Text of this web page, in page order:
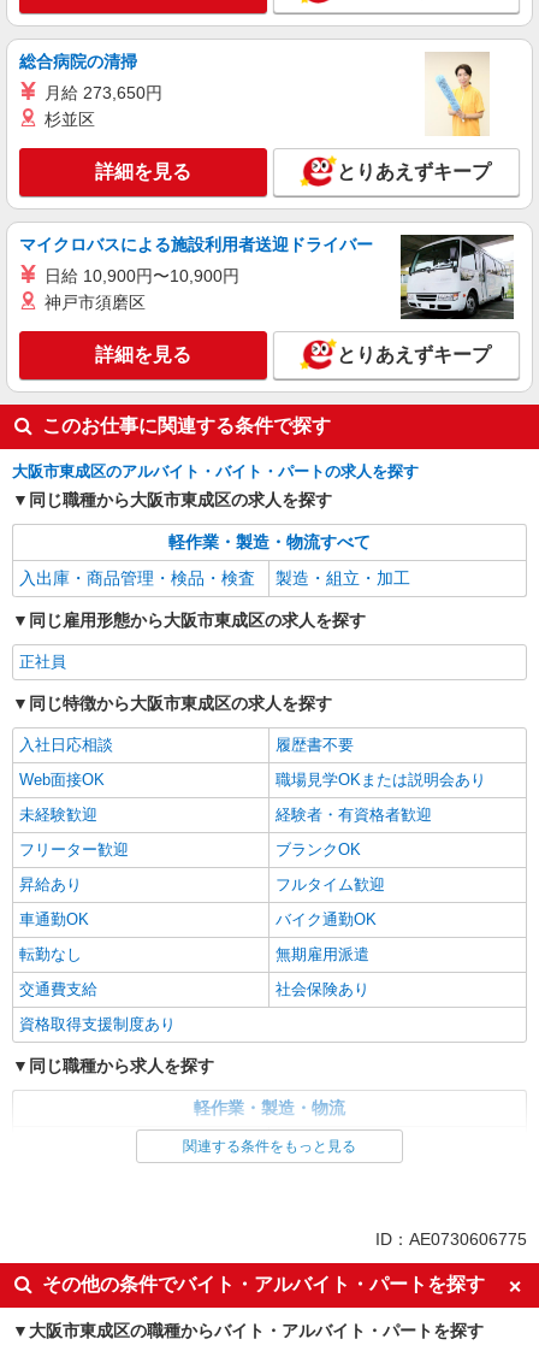
総合病院の清掃
月給 273,650円
杉並区
詳細を見る とりあえずキープ
マイクロバスによる施設利用者送迎ドライバー
日給 10,900円〜10,900円
神戸市須磨区
詳細を見る とりあえずキープ
このお仕事に関連する条件で探す
大阪市東成区のアルバイト・バイト・パートの求人を探す
同じ職種から大阪市東成区の求人を探す
軽作業・製造・物流すべて
入出庫・商品管理・検品・検査
製造・組立・加工
同じ雇用形態から大阪市東成区の求人を探す
正社員
同じ特徴から大阪市東成区の求人を探す
入社日応相談
履歴書不要
Web面接OK
職場見学OKまたは説明会あり
未経験歓迎
経験者・有資格者歓迎
フリーター歓迎
ブランクOK
昇給あり
フルタイム歓迎
車通勤OK
バイク通勤OK
転勤なし
無期雇用派遣
交通費支給
社会保険あり
資格取得支援制度あり
同じ職種から求人を探す
軽作業・製造・物流
入出庫・商品管理・検品・検査
製造・組立・加工
交通費支給
社会保険あり
関連する条件をもっと見る
ID：AE0730606775
その他の条件でバイト・アルバイト・パートを探す
大阪市東成区の職種からバイト・アルバイト・パートを探す